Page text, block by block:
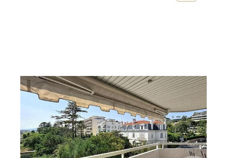
CANNES 06
66,03 m2, 3 pièces
Ref : 51804
Appartement F3 à vendre
562 000 €